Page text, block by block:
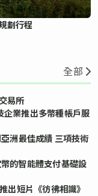
劃行程
全部
易所
業推出多幣種帳戶服
洲最佳成績 三項技術
的智能體支付基礎設
短片《彷彿相識》